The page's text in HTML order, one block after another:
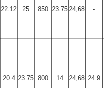
22.12 25 850 23.75 24,68 -
20.4 23.75 800 14 24,68 24.9